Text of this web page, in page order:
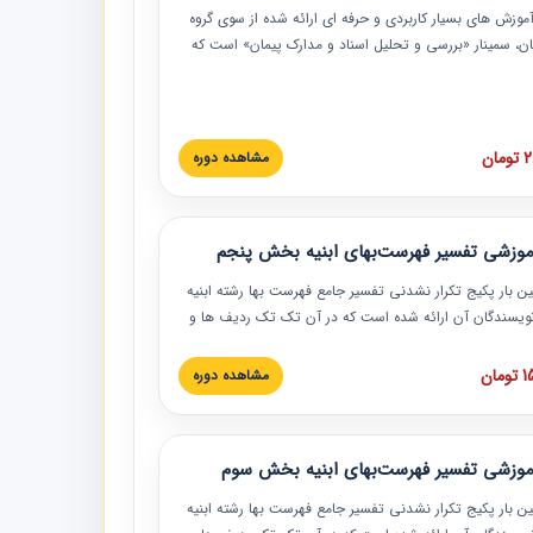
های بسیار کاربردی و حرفه‏ ای ارائه شده از سوی گروه
سمینار «بررسی و تحلیل اسناد و مدارک پیمان» است که
این خصوص ارائه شده است.
مشاهده دوره
تفسیر فهرست‌بهای ابنیه بخش پنجم
بار پکیج تکرار نشدنی تفسیر جامع فهرست بها رشته ابنیه
نویسندگان آن ارائه شده است که در آن تک تک ردیف ها و
و به همراه تصاویر عملیات اجرایی مرتبط با ردیف های
بها ارائه شده است. این دوره با کلام مهندس
مدیر پروژه مهندسی مشاور در امر بازنگری فهرست
حال فعالیت هستند حتما توصیه می کنیم از مطالب این
نمایند.
مشاهده دوره
تفسیر فهرست‌بهای ابنیه بخش سوم
بار پکیج تکرار نشدنی تفسیر جامع فهرست بها رشته ابنیه